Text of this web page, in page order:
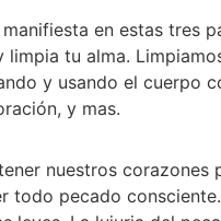
en estas
tu alma.
y usando el cuerpo
y mas.
nuestros corazones
todo pecado